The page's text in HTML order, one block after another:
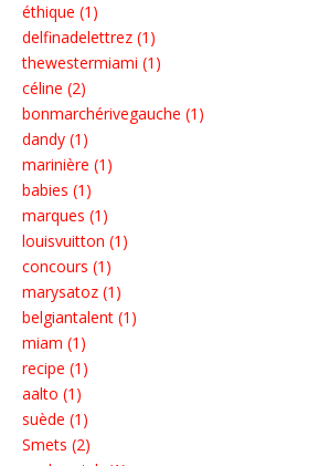
éthique (1)
delfinadelettrez (1)
thewestermiami (1)
céline (2)
bonmarchérivegauche (1)
dandy (1)
marinière (1)
babies (1)
marques (1)
louisvuitton (1)
concours (1)
marysatoz (1)
belgiantalent (1)
miam (1)
recipe (1)
aalto (1)
suède (1)
Smets (2)